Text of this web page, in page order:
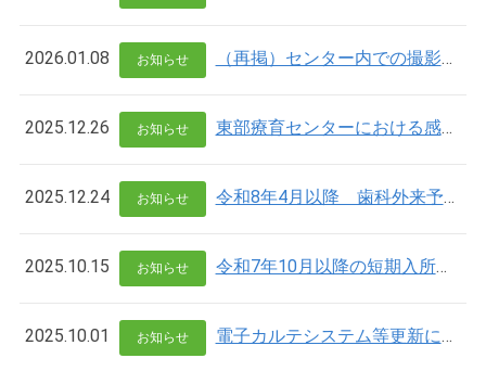
2026.01.08 お知らせ （再掲）センター内での撮影や録音、SNSなどへの投稿はご遠慮願います。
2025.12.26 お知らせ 東部療育センターにおける感染症対策についてのお願い
2025.12.24 お知らせ 令和8年4月以降 歯科外来予約受付の延期について
2025.10.15 お知らせ 令和7年10月以降の短期入所利用の流れについて
2025.10.01 お知らせ 電子カルテシステム等更新に伴うお知らせとお願い